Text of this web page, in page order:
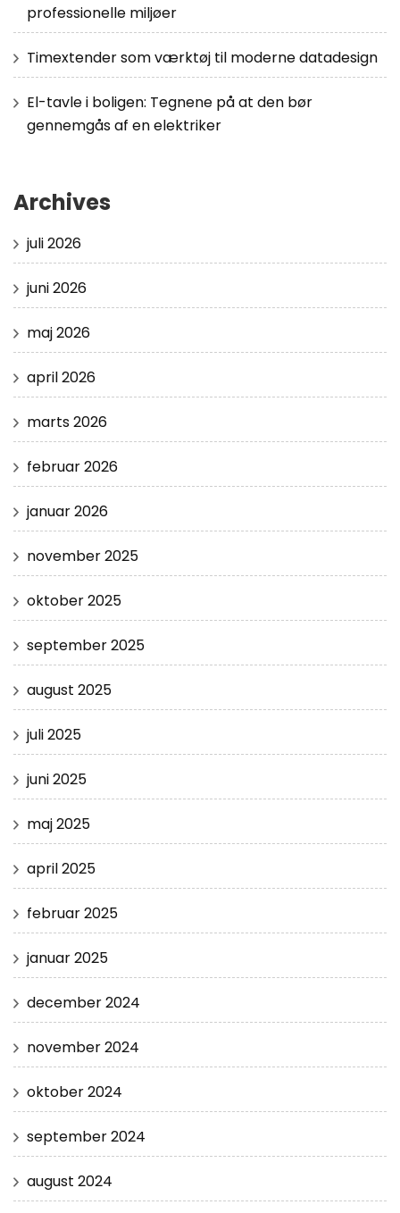
professionelle miljøer
Timextender som værktøj til moderne datadesign
El-tavle i boligen: Tegnene på at den bør
gennemgås af en elektriker
Archives
juli 2026
juni 2026
maj 2026
april 2026
marts 2026
februar 2026
januar 2026
november 2025
oktober 2025
september 2025
august 2025
juli 2025
juni 2025
maj 2025
april 2025
februar 2025
januar 2025
december 2024
november 2024
oktober 2024
september 2024
august 2024